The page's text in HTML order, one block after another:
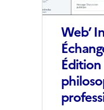
Web’
Édition